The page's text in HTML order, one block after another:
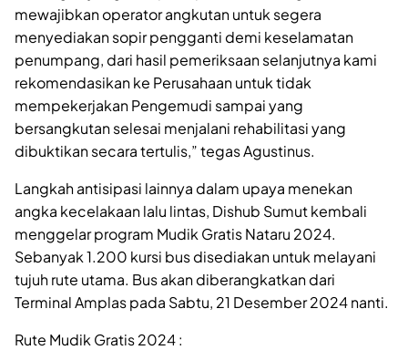
mewajibkan operator angkutan untuk segera
menyediakan sopir pengganti demi keselamatan
penumpang, dari hasil pemeriksaan selanjutnya kami
rekomendasikan ke Perusahaan untuk tidak
mempekerjakan Pengemudi sampai yang
bersangkutan selesai menjalani rehabilitasi yang
dibuktikan secara tertulis,” tegas Agustinus.
Langkah antisipasi lainnya dalam upaya menekan
angka kecelakaan lalu lintas, Dishub Sumut kembali
menggelar program Mudik Gratis Nataru 2024.
Sebanyak 1.200 kursi bus disediakan untuk melayani
tujuh rute utama. Bus akan diberangkatkan dari
Terminal Amplas pada Sabtu, 21 Desember 2024 nanti.
Rute Mudik Gratis 2024 :